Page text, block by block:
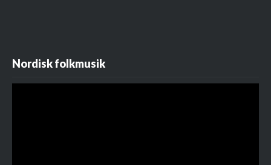
Nordisk folkmusik